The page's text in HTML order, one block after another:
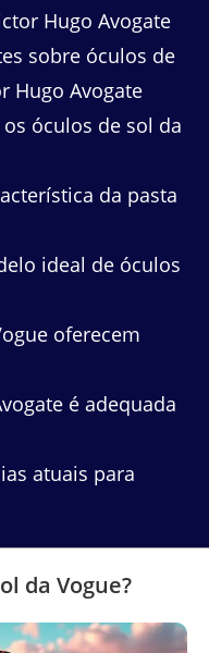
Hugo Avogate
sobre óculos de
Hugo Avogate
óculos de sol da
da pasta
ideal de óculos
oferecem
é adequada
atuais para
da Vogue?